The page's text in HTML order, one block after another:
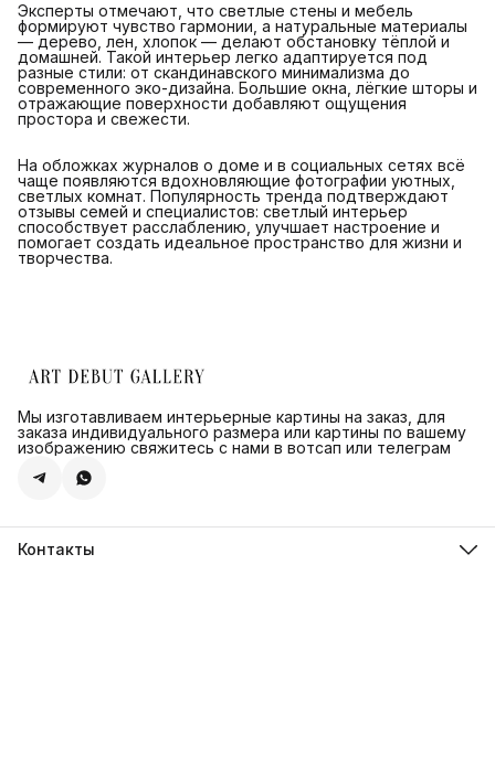
Эксперты отмечают, что светлые стены и мебель
формируют чувство гармонии, а натуральные материалы
— дерево, лен, хлопок — делают обстановку тёплой и
домашней. Такой интерьер легко адаптируется под
разные стили: от скандинавского минимализма до
современного эко-дизайна. Большие окна, лёгкие шторы и
отражающие поверхности добавляют ощущения
простора и свежести.
На обложках журналов о доме и в социальных сетях всё
чаще появляются вдохновляющие фотографии уютных,
светлых комнат. Популярность тренда подтверждают
отзывы семей и специалистов: светлый интерьер
способствует расслаблению, улучшает настроение и
помогает создать идеальное пространство для жизни и
творчества.
Мы изготавливаем интерьерные картины на заказ, для
заказа индивидуального размера или картины по вашему
изображению свяжитесь с нами в вотсап или телеграм
Контакты